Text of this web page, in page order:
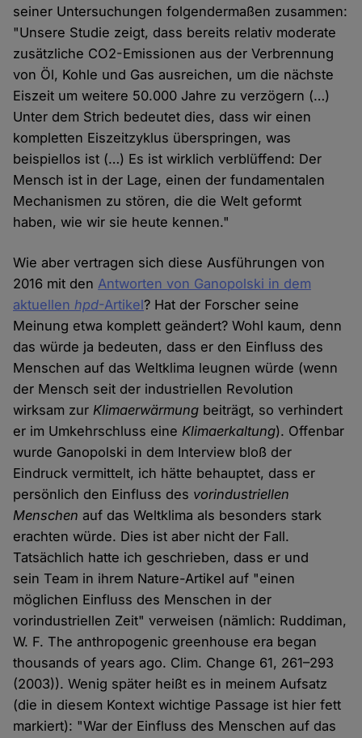
seiner Untersuchungen folgendermaßen zusammen:
"Unsere Studie zeigt, dass bereits relativ moderate
zusätzliche CO2-Emissionen aus der Verbrennung
von Öl, Kohle und Gas ausreichen, um die nächste
Eiszeit um weitere 50.000 Jahre zu verzögern (…)
Unter dem Strich bedeutet dies, dass wir einen
kompletten Eiszeitzyklus überspringen, was
beispiellos ist (…) Es ist wirklich verblüffend: Der
Mensch ist in der Lage, einen der fundamentalen
Mechanismen zu stören, die die Welt geformt
haben, wie wir sie heute kennen."
Wie aber vertragen sich diese Ausführungen von
2016 mit denAntworten von Ganopolski in dem
aktuellenhpd-Artikel? Hat der Forscher seine
Meinung etwa komplett geändert? Wohl kaum, denn
das würde ja bedeuten, dass er den Einfluss des
Menschen auf das Weltklima leugnen würde (wenn
der Mensch seit der industriellen Revolution
wirksam zurKlimaerwärmung beiträgt, so verhindert
er im Umkehrschluss eineKlimaerkaltung). Offenbar
wurde Ganopolski in dem Interview bloß der
Eindruck vermittelt, ich hätte behauptet, dass er
persönlich den Einfluss des vorindustriellen
Menschen auf das Weltklima als besonders stark
erachten würde. Dies ist aber nicht der Fall.
Tatsächlich hatte ich geschrieben, dass er und
sein Team in ihrem Nature-Artikel auf "einen
möglichen Einfluss des Menschen in der
vorindustriellen Zeit" verweisen (nämlich: Ruddiman,
W. F. The anthropogenic greenhouse era began
thousands of years ago. Clim. Change 61, 261–293
(2003)). Wenig später heißt es in meinem Aufsatz
(die in diesem Kontext wichtige Passage ist hier fett
markiert): "War der Einfluss des Menschen auf das